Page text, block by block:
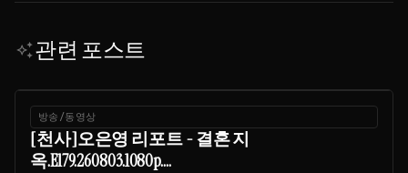
auto_awesome관련 포스트
방송/동영상
[천사]오은영 리포트 - 결혼 지
옥.E179.260803.1080p....